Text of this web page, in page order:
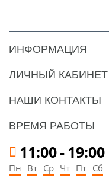
ИНФОРМАЦИЯ
ЛИЧНЫЙ КАБИНЕТ
НАШИ КОНТАКТЫ
ВРЕМЯ РАБОТЫ
11:00-19:00
Пн Вт Ср Чт Пт Сб